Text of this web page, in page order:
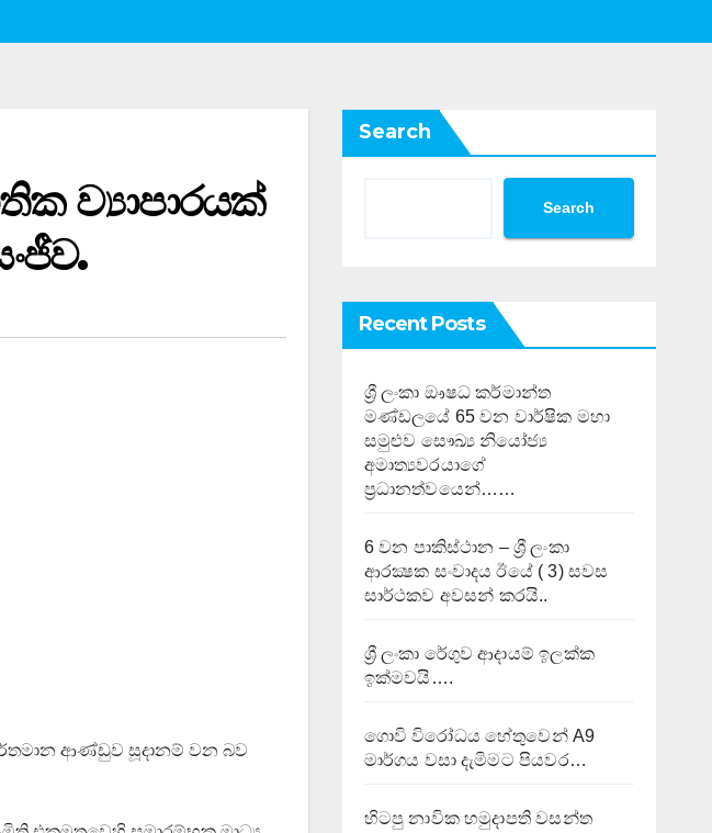
ව්‍යාපාරයක්
ආණ්ඩුව සූදානම් වන බව
Search
Search
Recent Posts
ශ්‍රී ලංකා ඖෂධ කර්මාන්ත
මණ්ඩලයේ 65 වන වාර්ෂික මහා
සමුළුව සෞඛ්‍ය නියෝජ්‍ය
අමාත්‍යවරයාගේ
ප්‍රධානත්වයෙන්……
6 වන පාකිස්ථාන – ශ්‍රී ලංකා
ආරක්‍ෂක සංවාදය ඊයේ ( 3) සවස
සාර්ථකව අවසන් කරයි..
ශ්‍රී ලංකා රේගුව ආදායම් ඉලක්ක
ඉක්මවයි….
ගොවි විරෝධය හේතුවෙන් A9
මාර්ගය වසා දැමිමට පියවර…
හිටපු නාවික හමුදාපති වසන්ත